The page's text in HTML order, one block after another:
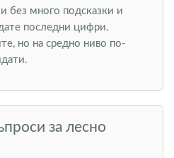
без много подсказки и
последни цифри.
но на средно ниво по-
за лесно